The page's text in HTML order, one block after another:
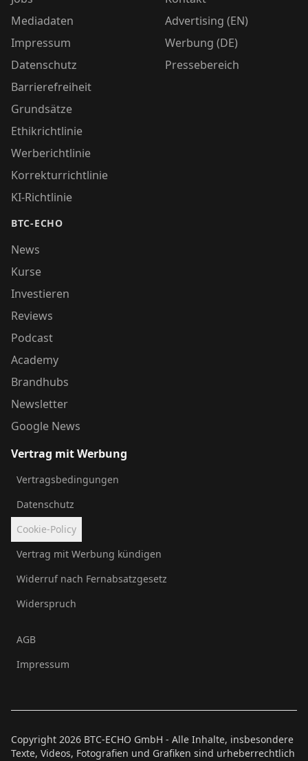
Mediadaten
Impressum
Datenschutz
Barrierefreiheit
Grundsätze
Ethikrichtlinie
Werberichtlinie
Korrekturrichtlinie
KI-Richtlinie
BTC-ECHO
News
Kurse
Investieren
Reviews
Podcast
Academy
Brandhubs
Newsletter
Google News
Advertising (EN)
Werbung (DE)
Pressebereich
Vertrag mit Werbung
Vertragsbedingungen
Datenschutz
Cookie-Policy
Vertrag mit Werbung kündigen
Widerruf nach Fernabsatzgesetz
Widerspruch
AGB
Impressum
Copyright 2026 BTC-ECHO GmbH - Alle Inhalte, insbesondere
Texte, Videos, Fotografien und Grafiken sind urheberrechtlich